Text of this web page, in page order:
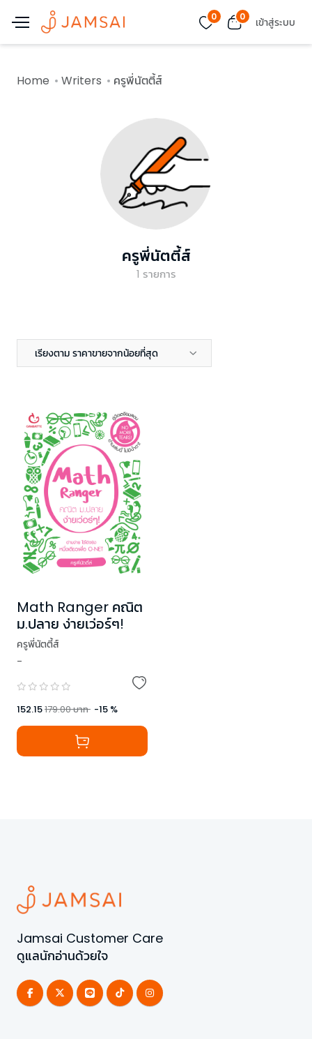
0 0 เข้าสู่ระบบ
Home Writers ครูพี่นัตตี้ส์
ครูพี่นัตตี้ส์
1 รายการ
เรียงตาม ราคาขายจากน้อยที่สุด
Math Ranger คณิต
ม.ปลาย ง่ายเว่อร์ๆ!
ครูพี่นัตตี้ส์
-
152.15179.00บาท -15 %
Jamsai Customer Care
ดูแลนักอ่านด้วยใจ